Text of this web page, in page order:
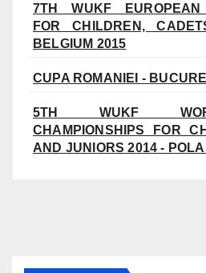
7TH WUKF EUROPEAN
FOR CHILDREN,
BELGIUM 2015
CUPA ROMANIEI -
5TH WUKF
CHAMPIONSHIPS FOR
AND JUNIORS 2014 -